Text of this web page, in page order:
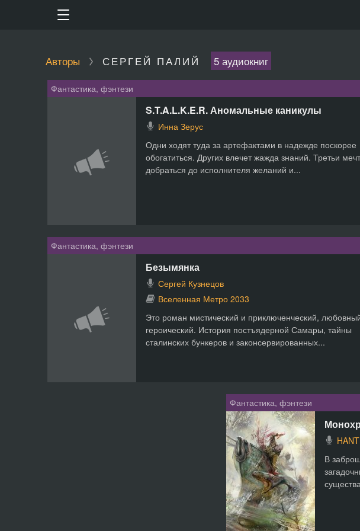
Авторы СЕРГЕЙ ПАЛИЙ 5 аудиокниг
Фантастика, фэнтези
S.T.A.L.K.E.R. Аномальные каникулы
Инна Зерус
Одни ходят туда за артефактами в надежде поскорее
обогатиться. Других влечет жажда знаний. Третьи
добраться до исполнителя желаний и...
Фантастика, фэнтези
Безымянка
Сергей Кузнецов
Вселенная Метро 2033
Это роман мистический и приключенческий,
героический. История постъядерной Самары, тайны
сталинских бункеров и законсервированных...
Фантастика, фэнтези
В